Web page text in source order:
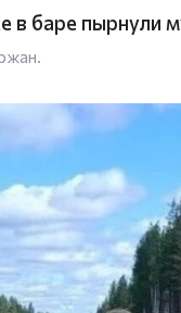
в баре пырнули